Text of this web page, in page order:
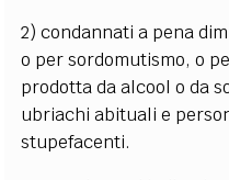
2) condannati a pena
o per sordomutismo, o
prodotta da alcool o da
ubriachi abituali e
stupefacenti.